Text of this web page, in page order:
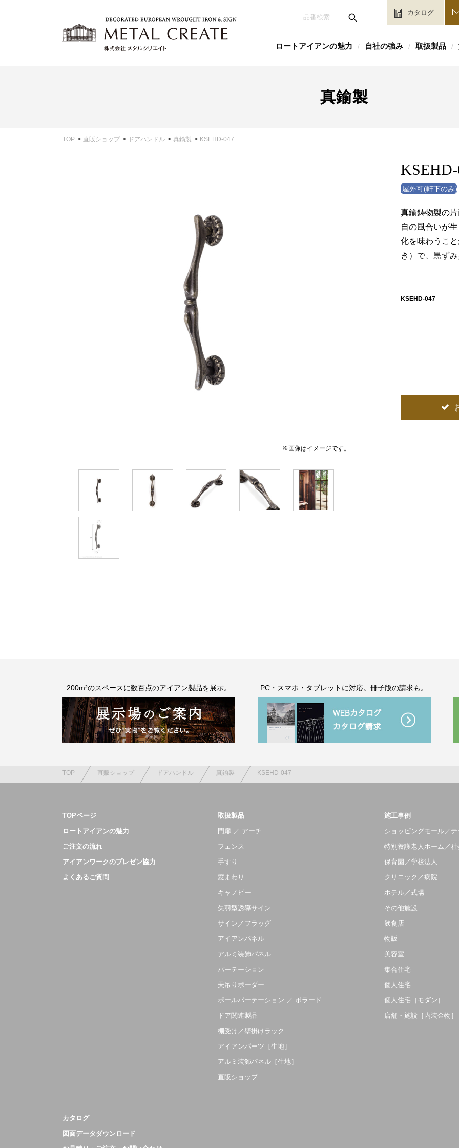
カタログ
ロートアイアンの魅力 / 自社の強み / 取扱製品 /
真鍮製
TOP 直販ショップ ドアハンドル 真鍮製 KSEHD-047
真鍮鋳物製の
自の風合いが
化を味わうこ
き）で、黒ず
※画像はイメージです。
KSEHD-047
200m²のスペースに数百点のアイアン製品を展示。 PC・スマホ・タブレットに対応。冊子版の請求も。
TOP 直販ショップ ドアハンドル 真鍮製 KSEHD-047
TOPページ
ロートアイアンの魅力
ご注文の流れ
アイアンワークのプレゼン協力
よくあるご質問
取扱製品
門扉 ／ アーチ
フェンス
手すり
窓まわり
キャノピー
矢羽型誘導サイン
サイン／フラッグ
アイアンパネル
アルミ装飾パネル
パーテーション
天吊りボーダー
ポールパーテーション ／ ボラード
ドア関連製品
棚受け／壁掛けラック
アイアンパーツ［生地］
アルミ装飾パネル［生地］
直販ショップ
施工事例
ショッピングモール／テ
特別養護老人ホーム／社
保育園／学校法人
クリニック／病院
ホテル／式場
その他施設
飲食店
物販
美容室
集合住宅
個人住宅
個人住宅［モダン］
店舗・施設［内装金物］
カタログ
図面データダウンロード